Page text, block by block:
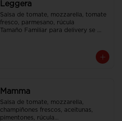
Leggera
Salsa de tomate, mozzarella, tomate
fresco, parmesano, rúcula
Tamaño Familiar para delivery se
Mamma
Salsa de tomate, mozzarella,
champiñones frescos, aceitunas,
pimentones, rúcula